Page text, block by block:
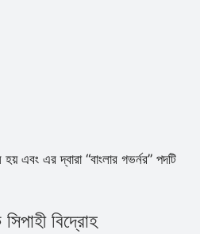
এবং এর দ্বারা “বাংলার গভর্নর” পদটি
বিদ্রোহ